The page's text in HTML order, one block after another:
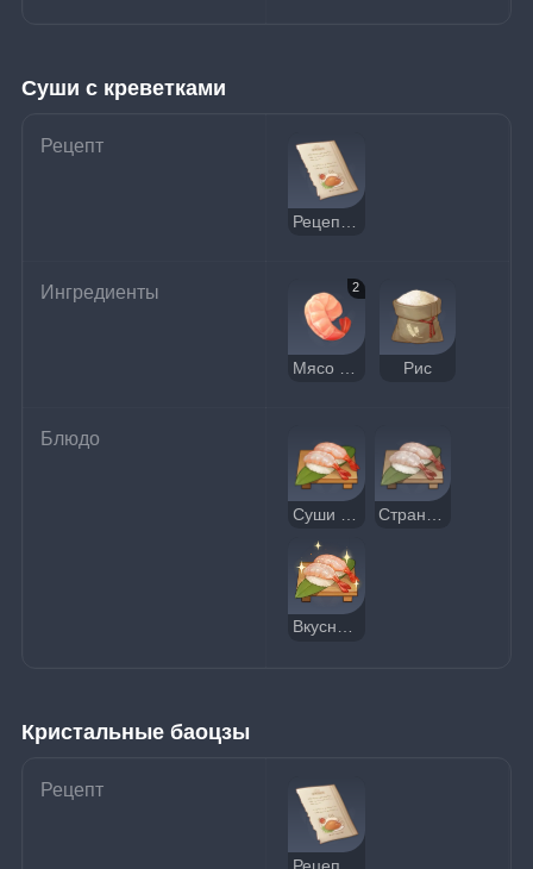
Суши с креветками
Рецепт
Ингредиенты 2
Рис
Блюдо
Вкусные суши с креветками
Кристальные баоцзы
Рецепт